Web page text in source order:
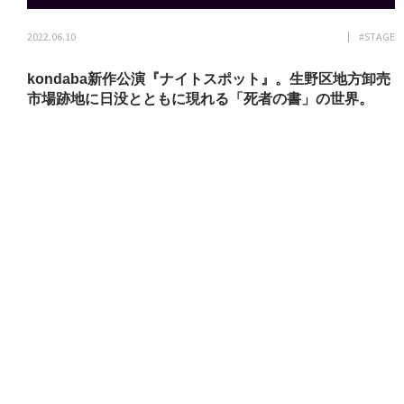
2022.06.10 #STAGE
kondaba新作公演『ナイトスポット』。生野区地方卸売
市場跡地に日没とともに現れる「死者の書」の世界。